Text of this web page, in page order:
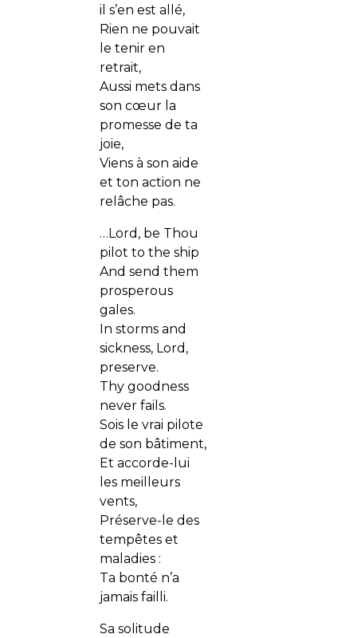
il s’en est allé,
Rien ne pouvait
le tenir en
retrait,
Aussi mets dans
son cœur la
promesse de ta
joie,
Viens à son aide
et ton action ne
relâche pas.
…Lord, be Thou
pilot to the ship
And send them
prosperous
gales.
In storms and
sickness, Lord,
preserve.
Thy goodness
never fails.
Sois le vrai pilote
de son bâtiment,
Et accorde-lui
les meilleurs
vents,
Préserve-le des
tempêtes et
maladies :
Ta bonté n’a
jamais failli.
Sa solitude